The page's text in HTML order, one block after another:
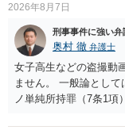
2026年8月7日
刑事事件に強い弁
奥村 徹 弁護士
女子高生などの盗撮動
ません。 一般論とし
ノ単純所持罪（7条1項